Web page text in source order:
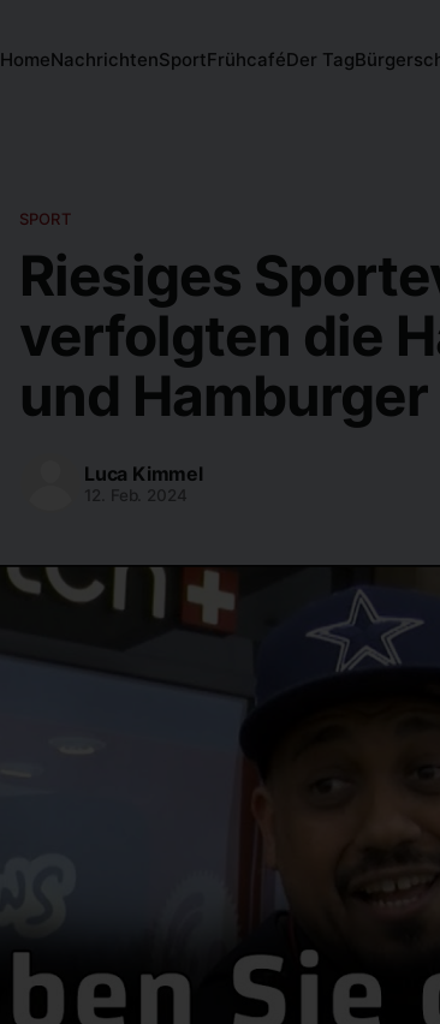
HomeNachrichtenSportFrühcaféDer Tag
SPORT
Riesiges
verfolgten die
und
Luca Kimmel
12. Feb. 2024